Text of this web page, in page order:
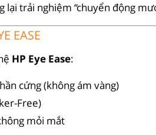
lại trải nghiệm “chuyển động
EASE
HP Eye Ease:
cứng (không ám vàng)
Free)
mỏi mắt